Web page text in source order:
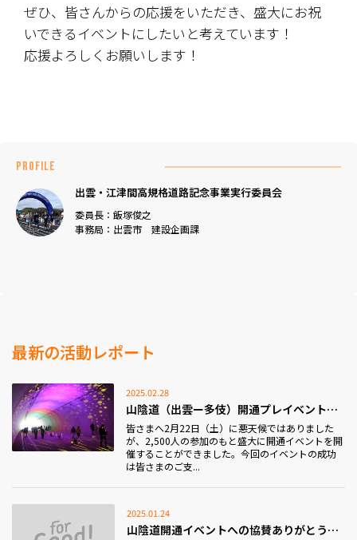
ぜひ、皆さんからの応援をいただき、盛大にお祝
いできるイベントにしたいと考えています！
応援よろしくお願いします！
PROFILE
出雲・江津間高規格道路記念事業実行委員会
委員長：飯塚俊之
事務局：出雲市 建設企画課
最新の活動レポート
2025.02.28
山陰道（出雲ー多伎）開通プレイベントを盛大に開催い...
皆さまへ2月22日（土）に悪天候ではありました
が、2,500人の参加のもと盛大に開通イベントを開
催することができました。今回のイベントの成功
は皆さまのご支...
2025.01.24
山陰道開通イベントへの協賛ありがとうございました。